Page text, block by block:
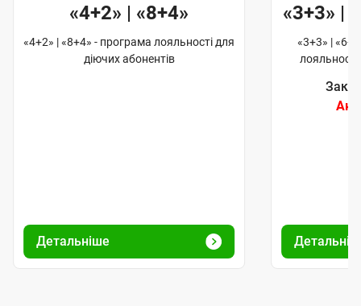
«4+2» | «8+4»
«4+2» | «8+4» - програма лояльності для
діючих абонентів
Детальніше
«3+3» |
«3+3» |